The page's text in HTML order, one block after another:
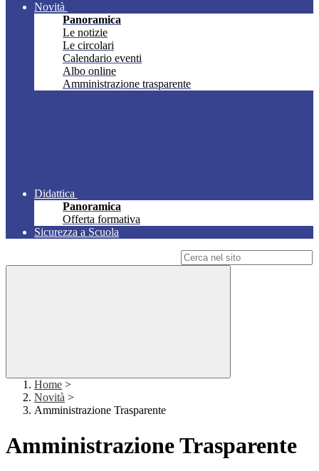
Novità
Panoramica
Le notizie
Le circolari
Calendario eventi
Albo online
Amministrazione trasparente
Didattica
Panoramica
Offerta formativa
Sicurezza a Scuola
Home >
Novità >
Amministrazione Trasparente
Amministrazione Trasparente